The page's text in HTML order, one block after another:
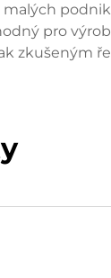
pro
zkušeným